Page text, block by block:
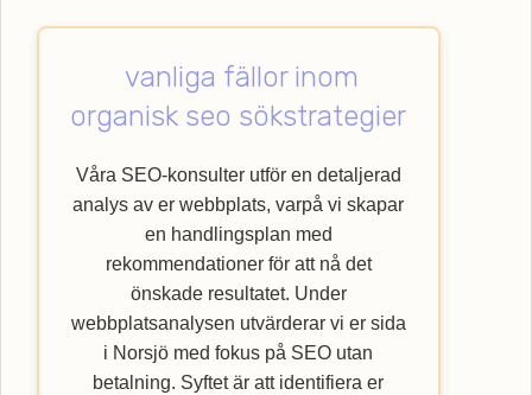
med att lyfta din verksamhet till nya höjder
genom att nyttja vår specialistkompetens
inom SEO. Upptäck hur Webbempire kan
förbättra din webbplats ranking och nå ut till
en bredare kundkrets med vår
SEO
vanliga fällor inom
organisk seo sökstrategier
Våra SEO-konsulter utför en detaljerad
analys av er webbplats, varpå vi skapar
en handlingsplan med
rekommendationer för att nå det
önskade resultatet. Under
webbplatsanalysen utvärderar vi er sida
i Norsjö med fokus på SEO utan
betalning. Syftet är att identifiera er